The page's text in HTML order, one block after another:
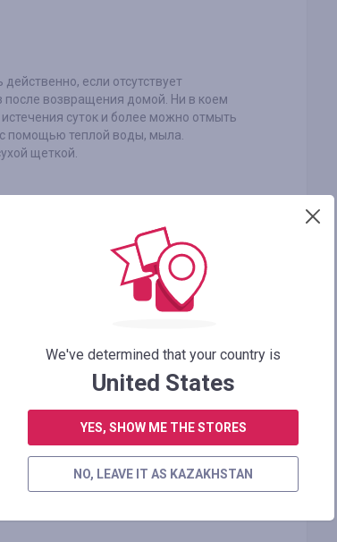
если отсутствует
после возвращения домой. Ни в коем
суток и более можно отмыть
с помощью теплой воды, мыла.
щеткой.
их бумагой/газетами. Способ
быстрее.
выставляются на батарею для
скорейший конец. Никогда не ставьте
расклеиться, потрескаться, изменить
мозоли, неприятный запах и
We've determined that your country is
United States
YES, SHOW ME THE STORES
NO, LEAVE IT AS KAZAKHSTAN